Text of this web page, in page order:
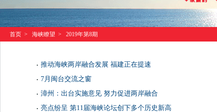
首页 > 海峡瞭望 > 2019年第8期
推动海峡两岸融合发展 福建正在提速
7月闽台交流之窗
漳州：出台实施意见 努力促进两岸融合
亮点纷呈 第11届海峡论坛创下多个历史新高